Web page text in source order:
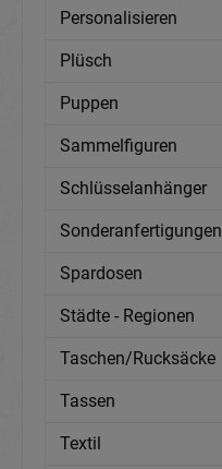
Personalisieren
Plüsch
Puppen
Sammelfiguren
Schlüsselanhänger
Sonderanfertigungen
Spardosen
Städte - Regionen
Taschen/Rucksäcke
Tassen
Textil